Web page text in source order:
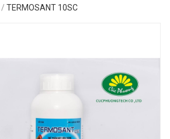
/ TERMOSANT 10SC